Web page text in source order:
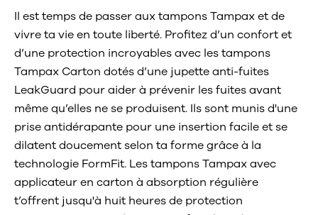
Il est temps de passer aux tampons Tampax et de
vivre ta vie en toute liberté. Profitez d’un confort et
d’une protection incroyables avec les tampons
Tampax Carton dotés d’une jupette anti-fuites
LeakGuard pour aider à prévenir les fuites avant
même qu’elles ne se produisent. Ils sont munis d'une
prise antidérapante pour une insertion facile et se
dilatent doucement selon ta forme grâce à la
technologie FormFit. Les tampons Tampax avec
applicateur en carton à absorption régulière
t’offrent jusqu'à huit heures de protection